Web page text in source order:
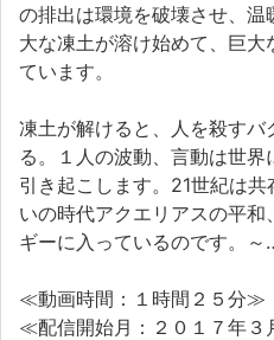
の排出は環境を破壊させ、
大な凍土が溶け始めて、巨
ています。
凍土が解けると、人を殺すバ
る。１人の波動、言動は世
引き起こします。21世紀は
いの時代アクエリアスの平
ギーに入っているのです。～
≪動画時間：１時間２５分≫
≪配信開始月：２０１７年